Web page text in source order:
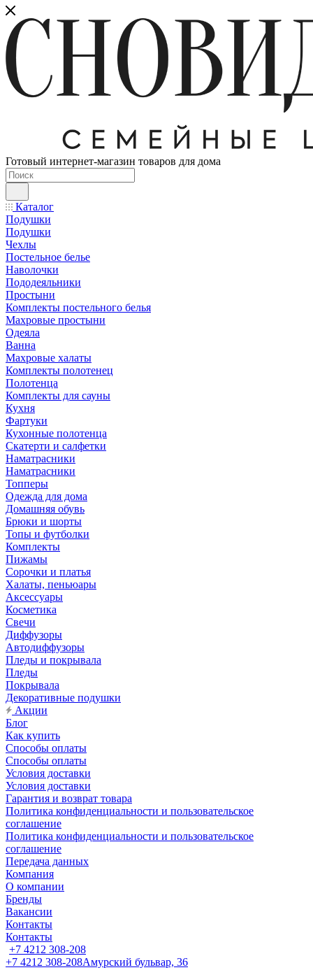
Готовый интернет-магазин товаров для дома
Каталог
Подушки
Подушки
Чехлы
Постельное белье
Наволочки
Пододеяльники
Простыни
Комплекты постельного белья
Махровые простыни
Одеяла
Ванна
Махровые халаты
Комплекты полотенец
Полотенца
Комплекты для сауны
Кухня
Фартуки
Кухонные полотенца
Скатерти и салфетки
Наматрасники
Наматрасники
Топперы
Одежда для дома
Домашняя обувь
Брюки и шорты
Топы и футболки
Комплекты
Пижамы
Сорочки и платья
Халаты, пеньюары
Аксессуары
Косметика
Свечи
Диффузоры
Автодиффузоры
Пледы и покрывала
Пледы
Покрывала
Декоративные подушки
Акции
Блог
Как купить
Способы оплаты
Способы оплаты
Условия доставки
Условия доставки
Гарантия и возврат товара
Политика конфиденциальности и пользовательское
соглашение
Политика конфиденциальности и пользовательское
соглашение
Передача данных
Компания
О компании
Бренды
Вакансии
Контакты
Контакты
+7 4212 308-208
+7 4212 308-208Амурский бульвар, 36